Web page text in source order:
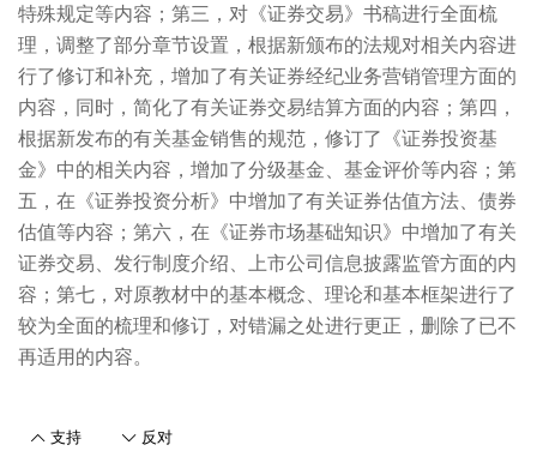
特殊规定等内容；第三，对《证券交易》书稿进行全面梳
理，调整了部分章节设置，根据新颁布的法规对相关内容进
行了修订和补充，增加了有关证券经纪业务营销管理方面的
内容，同时，简化了有关证券交易结算方面的内容；第四，
根据新发布的有关基金销售的规范，修订了《证券投资基
金》中的相关内容，增加了分级基金、基金评价等内容；第
五，在《证券投资分析》中增加了有关证券估值方法、债券
估值等内容；第六，在《证券市场基础知识》中增加了有关
证券交易、发行制度介绍、上市公司信息披露监管方面的内
容；第七，对原教材中的基本概念、理论和基本框架进行了
较为全面的梳理和修订，对错漏之处进行更正，删除了已不
再适用的内容。
支持 反对